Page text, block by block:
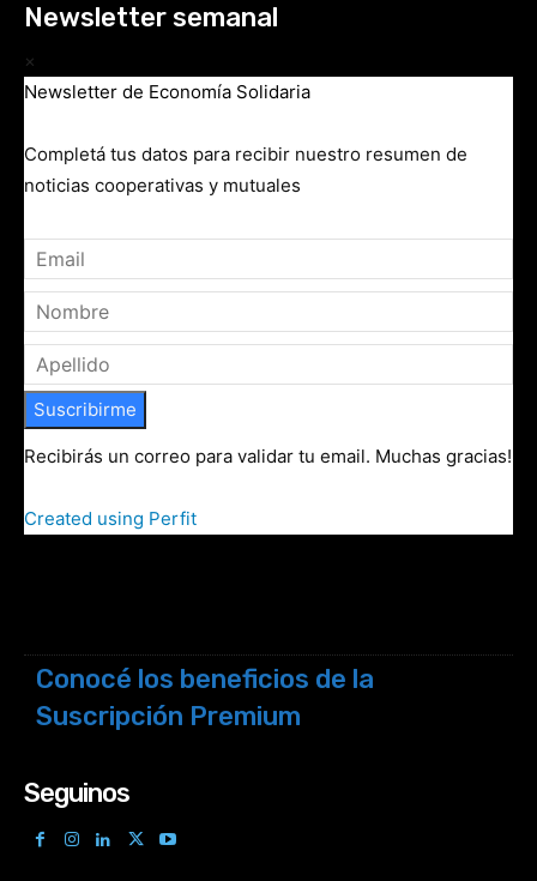
Newsletter semanal
×
Newsletter de Economía Solidaria
Completá tus datos para recibir nuestro resumen de
noticias cooperativas y mutuales
Suscribirme
Recibirás un correo para validar tu email. Muchas gracias!
Created using Perfit
Conocé los beneficios de la
Suscripción Premium
Seguinos